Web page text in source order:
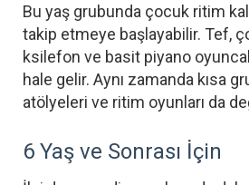
Bu yaş grubunda çocuk ritim
takip etmeye başlayabilir. Tef,
ksilefon ve basit piyano
hale gelir. Aynı zamanda kısa
atölyeleri ve ritim oyunları da
6 Yaş ve Sonrası İçin